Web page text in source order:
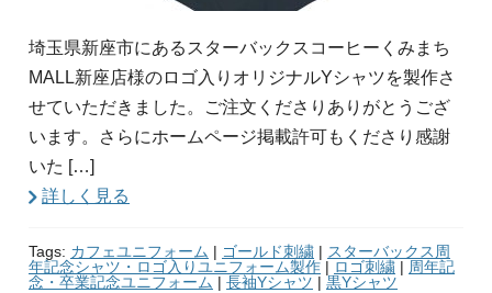
埼玉県新座市にあるスターバックスコーヒーくみまち
MALL新座店様のロゴ入りオリジナルYシャツを製作さ
せていただきました。ご注文くださりありがとうござ
います。さらにホームページ掲載許可もくださり感謝
いた […]
詳しく見る
Tags: カフェユニフォーム | ゴールド刺繍 | スターバックス周
年記念シャツ・ロゴ入りユニフォーム製作 | ロゴ刺繍 | 周年記
念・卒業記念ユニフォーム | 長袖Yシャツ | 黒Yシャツ